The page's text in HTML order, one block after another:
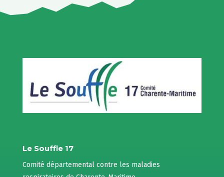
Le Souffle 17
Comité départemental contre les maladies